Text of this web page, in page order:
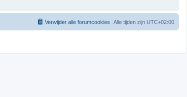
Alle tijden zijn UTC+02:00
Verwijder alle forumcookies